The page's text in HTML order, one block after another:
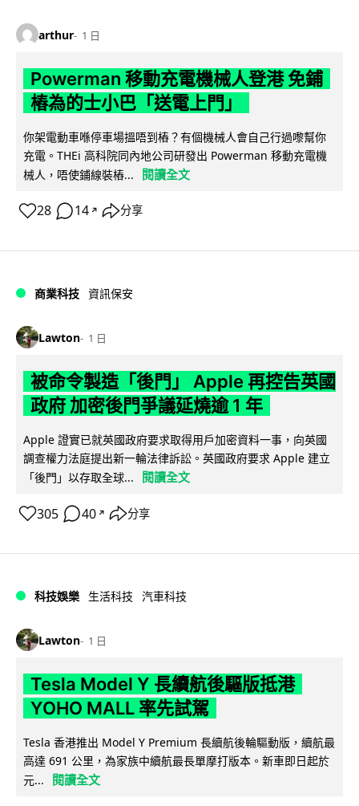
arthur 1 日
Powerman 移動充電機械人登港 免鋪
樁為的士小巴「送電上門」
你架電動車喺停車場搵唔到樁？有個機械人會自己行過嚟幫你
充電。THEi 高科院同內地公司研發出 Powerman 移動充電機
械人，唔使鋪線裝樁...
閱讀全文
28 14 ↗ 分享
商業科技 資訊保安
Lawton 1 日
被命令製造「後門」 Apple 再控告英國
政府 加密後門爭議延燒逾 1 年
Apple 證實已就英國政府要求取得用戶加密資料一事，向英國
調查權力法庭提出新一輪法律訴訟。英國政府要求 Apple 建立
「後門」以存取全球...
閱讀全文
305 40 ↗ 分享
科技娛樂 生活科技 汽車科技
Lawton 1 日
Tesla Model Y 長續航後驅版抵港
YOHO MALL 率先試駕
Tesla 香港推出 Model Y Premium 長續航後輪驅動版，續航最
高達 691 公里，為家族中續航最長單摩打版本。新車即日起於
元...
閱讀全文